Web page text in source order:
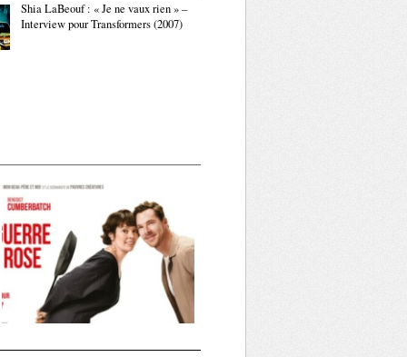
Shia LaBeouf : « Je ne vaux rien » –
Interview pour Transformers (2007)